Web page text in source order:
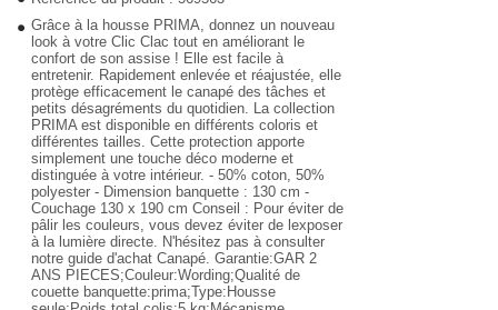
Grâce à la housse PRIMA, donnez un nouveau
look à votre Clic Clac tout en améliorant le
confort de son assise ! Elle est facile à
entretenir. Rapidement enlevée et réajustée, elle
protège efficacement le canapé des tâches et
petits désagréments du quotidien. La collection
PRIMA est disponible en différents coloris et
différentes tailles. Cette protection apporte
simplement une touche déco moderne et
distinguée à votre intérieur. - 50% coton, 50%
polyester - Dimension banquette : 130 cm -
Couchage 130 x 190 cm Conseil : Pour éviter de
pâlir les couleurs, vous devez éviter de lexposer
à la lumière directe. N'hésitez pas à consulter
notre guide d'achat Canapé. Garantie:GAR 2
ANS PIECES;Couleur:Wording;Qualité de
couette banquette:prima;Type:Housse